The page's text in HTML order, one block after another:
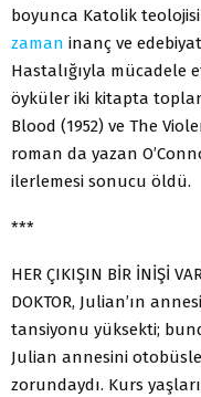
boyunca Katolik
zaman inanç ve
Hastalığıyla mücadele
öyküler iki kitapta
Blood (1952) ve The
roman da yazan
ilerlemesi sonucu öldü.
***
HER ÇIKIŞIN BİR İNİŞİ
DOKTOR, Julian’ın
tansiyonu yüksekti;
Julian annesini
zorundaydı. Kurs